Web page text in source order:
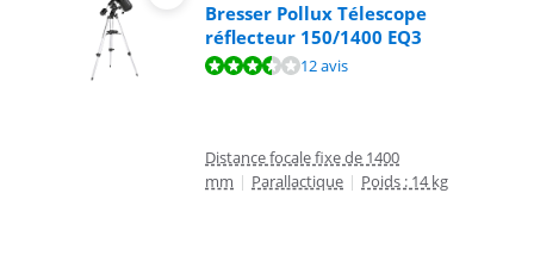
Bresser Pollux Télescope
réflecteur 150/1400 EQ3
La note est de 7,0 sur 10, basée sur 12 avis.12 avis
Distance focale fixe de 1400
mm | Parallactique | Poids : 14 kg